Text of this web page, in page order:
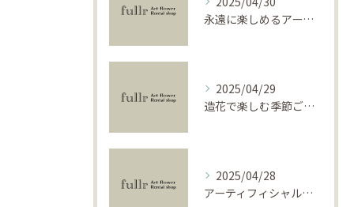
永遠に楽しめるアーティフィシャルフラワーの使い方
2025/04/29
造花で楽しむ季節ごとのインテリア
2025/04/28
アーティフィシャルフラワーで学ぶ基礎と活用法